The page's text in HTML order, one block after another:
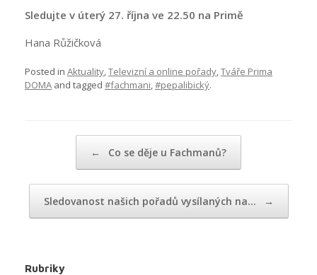
Sledujte v úterý 27. října ve 22.50 na Primě
Hana Růžičková
Posted in Aktuality Televizní a online pořady Tváře Prima
DOMA and tagged #fachmani #pepalibický.
← Co se děje u Fachmanů?
Sledovanost našich pořadů vysílaných na… →
Rubriky